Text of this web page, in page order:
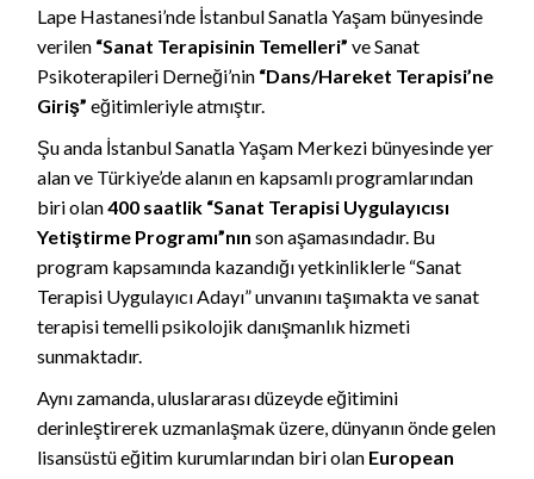
Lape Hastanesi’nde İstanbul Sanatla Yaşam bünyesinde
verilen “Sanat Terapisinin Temelleri” ve Sanat
Psikoterapileri Derneği’nin “Dans/Hareket Terapisi’ne
Giriş” eğitimleriyle atmıştır.
Şu anda İstanbul Sanatla Yaşam Merkezi bünyesinde yer
alan ve Türkiye’de alanın en kapsamlı programlarından
biri olan400 saatlik “Sanat Terapisi Uygulayıcısı
Yetiştirme Programı”nın son aşamasındadır. Bu
program kapsamında kazandığı yetkinliklerle “Sanat
Terapisi Uygulayıcı Adayı” unvanını taşımakta ve sanat
terapisi temelli psikolojik danışmanlık hizmeti
sunmaktadır.
Aynı zamanda, uluslararası düzeyde eğitimini
derinleştirerek uzmanlaşmak üzere, dünyanın önde gelen
lisansüstü eğitim kurumlarından biri olan European